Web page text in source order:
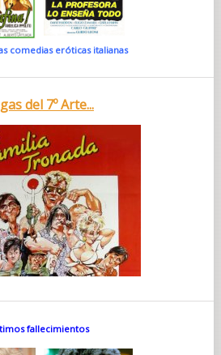
comedias eróticas italianas
del 7º Arte...
fallecimientos